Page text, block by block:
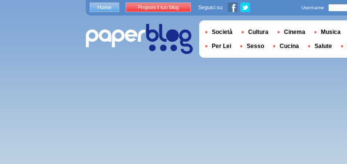
Home Proponi il tuo blog Seguici su Username
Società Cultura Cinema Musica
Per Lei Sesso Cucina Salute